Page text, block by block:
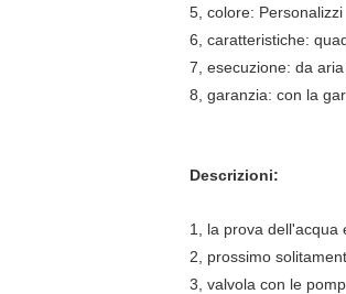
5, colore: Personalizzi
6, caratteristiche:
7, esecuzione: da aria
8, garanzia: con la
Descrizioni:
1, la prova dell'acqua
2, prossimo
3, valvola con le